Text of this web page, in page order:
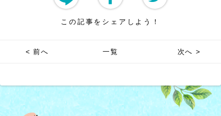
この記事をシェアしよう！
< 前へ 一覧 次へ >